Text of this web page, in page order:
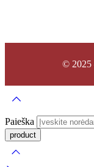
© 2025
Paieška